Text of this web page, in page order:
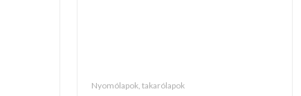
nyomólapok, takarólapok